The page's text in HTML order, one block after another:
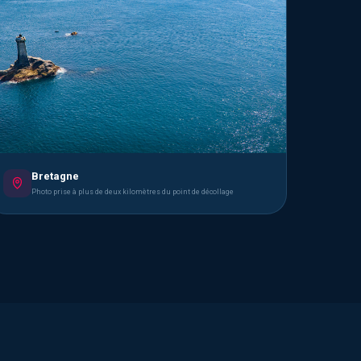
Bretagne
Photo prise à plus de deux kilomètres du point de décollage